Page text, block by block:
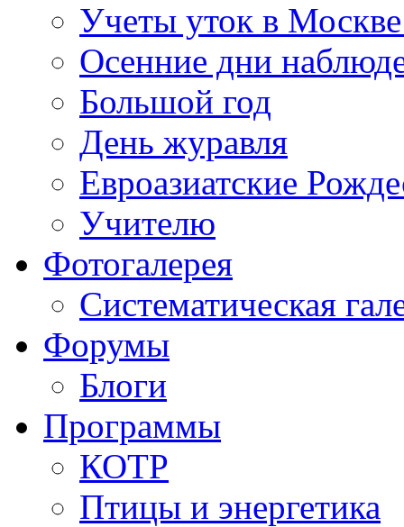
Учеты уток в
Осенние дни
Большой год
День журавля
Евроазиатские
Учителю
Фотогалерея
Систематическая
Форумы
Блоги
Программы
КОТР
Птицы и энергетика